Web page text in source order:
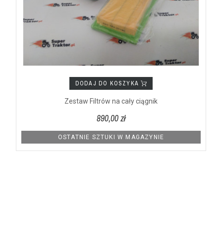
DODAJ DO KOSZYKA
Zestaw Filtrów na cały ciągnik
890,00 zł
OSTATNIE SZTUKI W MAGAZYNIE